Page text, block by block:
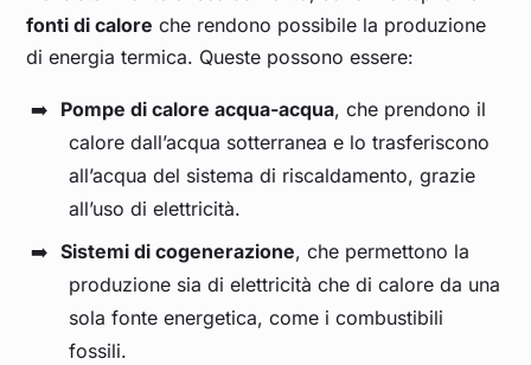
fonti di calore che rendono possibile la produzione
di energia termica. Queste possono essere:
Pompe di calore acqua-acqua, che prendono il
calore dall’acqua sotterranea e lo trasferiscono
all’acqua del sistema di riscaldamento, grazie
all’uso di elettricità.
Sistemi di cogenerazione, che permettono la
produzione sia di elettricità che di calore da una
sola fonte energetica, come i combustibili
fossili.